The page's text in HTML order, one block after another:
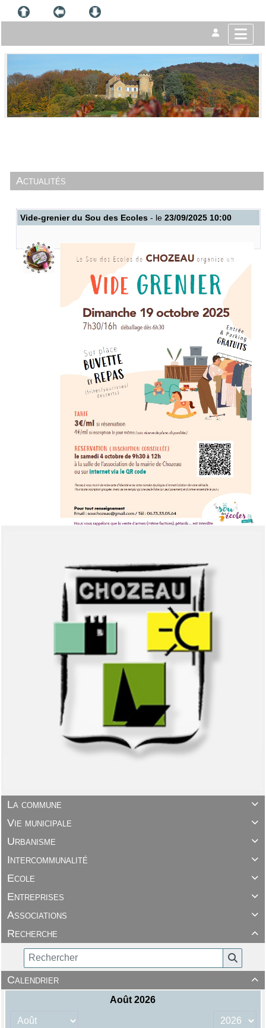

La commune

Vie municipale

Urbanisme

Intercommunalité

Ecole

Entreprises

Associations

Recherche

Calendrier
Actualités
Vide-grenier du Sou des Ecoles - le 23/09/2025 10:00